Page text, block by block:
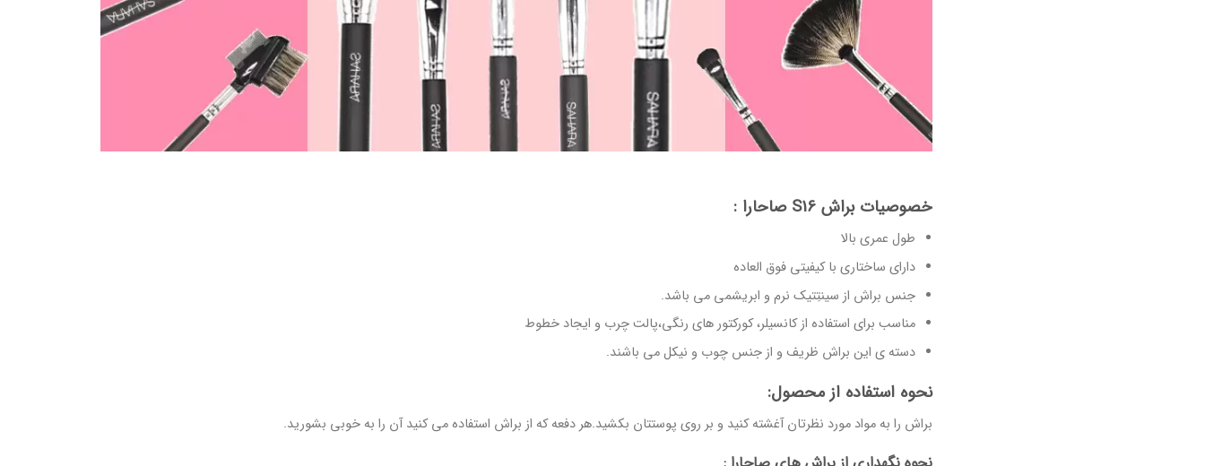
خصوصیات براش S16 صاحارا :
طول عمری بالا
دارای ساختاری با کیفیتی فوق العاده
جنس براش از سینتِتیک نرم و ابریشمی می باشد.
مناسب برای استفاده از کانسیلر، کورکتور های رنگی،پالت چرب و ایجاد خطوط
دسته ی این براش ظریف و از جنس چوب و نیکل می باشند.
نحوه استفاده از محصول:
براش را به مواد مورد نظرتان آغشته کنید و بر روی پوستتان بکشید.هر دفعه که از براش استفاده می کنید آن را به خوبی بشورید.